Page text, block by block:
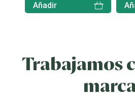
Añadir
Trabajamos